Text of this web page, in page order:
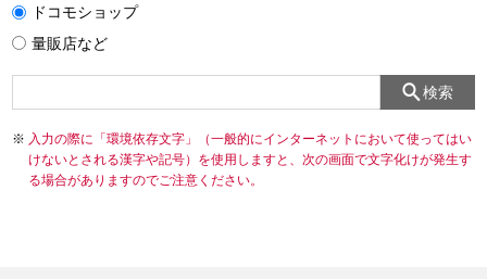
ドコモショップ
量販店など
検索
入力の際に「環境依存文字」（一般的にインターネットにおいて使ってはい
けないとされる漢字や記号）を使用しますと、次の画面で文字化けが発生す
る場合がありますのでご注意ください。